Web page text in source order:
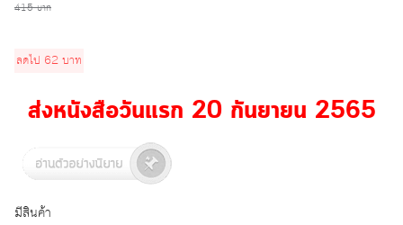
415บาท
price
415 บาท.353 บาท.
ลดไป 62บาท
ส่งหนังสือวันแรก 20 กันยายน 2565
มีสินค้า